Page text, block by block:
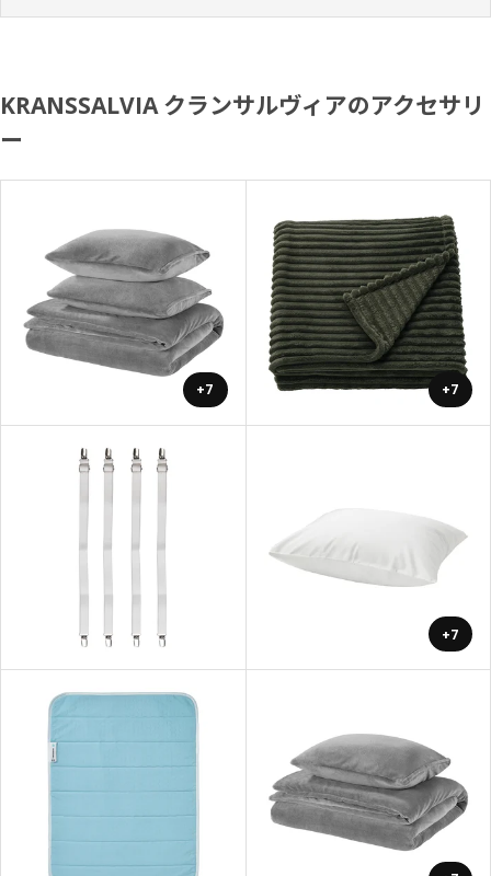
KRANSSALVIA クランサルヴィアのアクセサリ
ー
+7 +7
+7